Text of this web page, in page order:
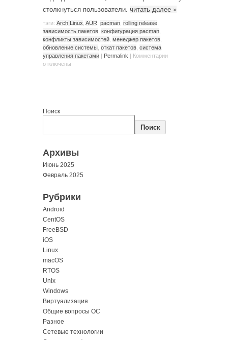
столкнуться пользователи. читать далее »
тэги: Arch Linux AUR pacman rolling release
зависимость пакетов конфигурация pacman
конфликты зависимостей менеджер пакетов
обновление системы откат пакетов система
управления пакетами | Permalink | Комментарии
отключены
Поиск
Поиск
Архивы
Июнь 2025
Февраль 2025
Рубрики
Android
CentOS
FreeBSD
iOS
Linux
macOS
RTOS
Unix
Windows
Виртуализация
Общие вопросы ОС
Разное
Сетевые технологии